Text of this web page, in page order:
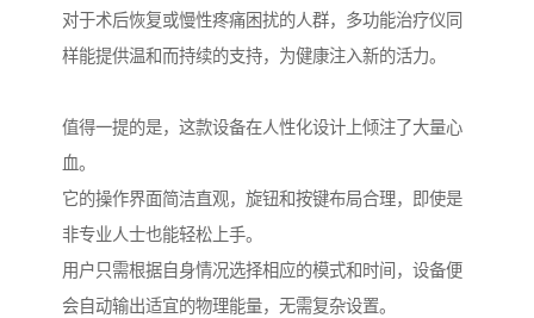
对于术后恢复或慢性疼痛困扰的人群，多功能治疗仪同
样能提供温和而持续的支持，为健康注入新的活力。
值得一提的是，这款设备在人性化设计上倾注了大量心
血。
它的操作界面简洁直观，旋钮和按键布局合理，即使是
非专业人士也能轻松上手。
用户只需根据自身情况选择相应的模式和时间，设备便
会自动输出适宜的物理能量，无需复杂设置。